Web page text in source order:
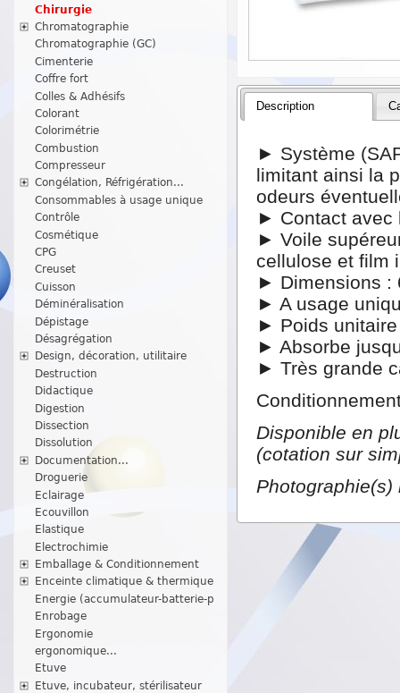
Chirurgie
Chromatographie
Chromatographie (GC)
Cimenterie
Coffre fort
Colles & Adhésifs
Colorant
Colorimétrie
Combustion
Compresseur
Congélation, Réfrigération...
Consommables à usage unique
Contrôle
Cosmétique
CPG
Creuset
Cuisson
Déminéralisation
Dépistage
Désagrégation
Design, décoration, utilitaire
Destruction
Didactique
Digestion
Dissection
Dissolution
Documentation...
Droguerie
Eclairage
Ecouvillon
Elastique
Electrochimie
Emballage & Conditionnement
Enceinte climatique & thermique
Energie (accumulateur-batterie-p
Enrobage
Ergonomie
ergonomique...
Etuve
Etuve, incubateur, stérilisateur
Description
► Système
limitant ainsi la
odeurs
► Contact avec
► Voile
cellulose et film
► Dimensions :
► A usage
► Poids
► Absorbe
► Très grande
Disponible en
(cotation sur